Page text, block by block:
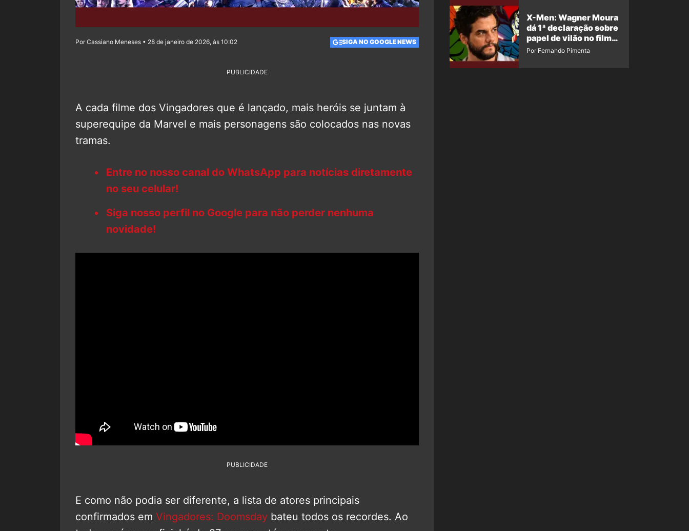
Por Cassiano Meneses • 28 de janeiro de 2026, às 10:02 SIGA NO GOOGLE NEWS
PUBLICIDADE
A cada filme dos Vingadores que é lançado, mais heróis se juntam à
superequipe da Marvel e mais personagens são colocados nas novas
tramas.
Entre no nosso canal do WhatsApp para notícias diretamente
no seu celular!
Siga nosso perfil no Google para não perder nenhuma
novidade!
PUBLICIDADE
E como não podia ser diferente, a lista de atores principais
confirmados em Vingadores: Doomsday bateu todos os recordes. Ao
X-Men: Wagner Moura
dá 1ª declaração sobre
papel de vilão no filme
da Marvel
Por Fernando Pimenta